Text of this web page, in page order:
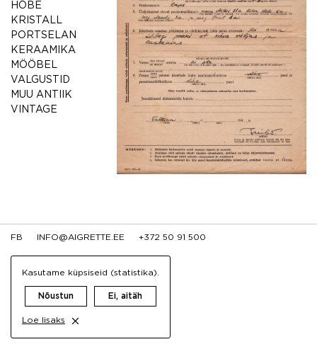
HÕBE
KRISTALL
PORTSELAN
KERAAMIKA
MÖÖBEL
VALGUSTID
MUU ANTIIK
VINTAGE
FB INFO@AIGRETTE.EE +372 50 91 500
Kasutame küpsiseid (statistika).
Nõustun Ei, aitäh
Loe lisaks